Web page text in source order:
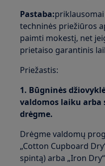
Pastaba:
techninės priežiūros
paimti mokestį, net
prietaiso garantinis
Priežastis:
1. Būgninės
valdomos laiku
drėgme.
Drėgme valdomų
„Cotton Cupboard
spintą) arba „Iron